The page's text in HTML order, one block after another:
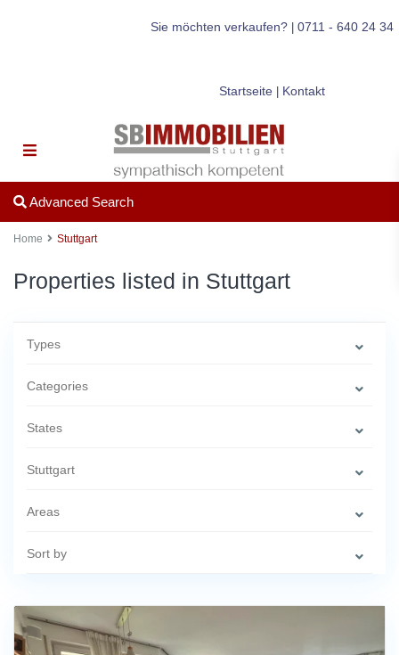
Sie möchten verkaufen?| 0711 - 640 24 34
Startseite| Kontakt
Advanced Search
Home Stuttgart
Properties listed in Stuttgart
Types
Categories
States
Stuttgart
Areas
Sort by